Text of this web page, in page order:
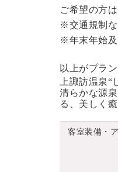
ご希望の方
※交通規制な
※年末年始及
以上がプラ
上諏訪温泉
清らかな源
る、美しく
客室装備・